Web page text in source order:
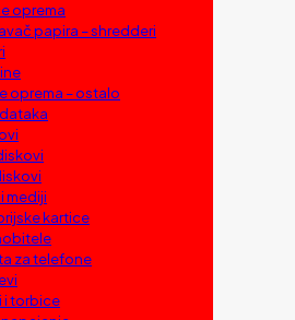
oprema
papira – shredderi
oprema – ostalo
mediji
kartice
za telefone
i torbice